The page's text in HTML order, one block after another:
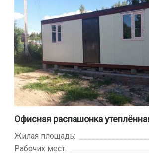
Офисная распашонка
Жилая площадь:
Рабочих мест: